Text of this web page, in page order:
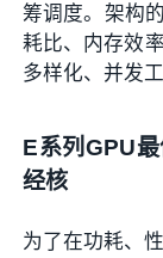
筹调度。架构
耗比、内存效
多样化、并发
E系列GPU
经核
为了在功耗、